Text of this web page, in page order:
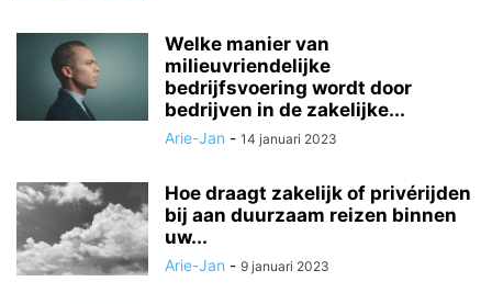
Welke manier van
milieuvriendelijke
bedrijfsvoering wordt door
bedrijven in de zakelijke...
Arie-Jan - 14 januari 2023
Hoe draagt ​​zakelijk of privérijden
bij aan duurzaam reizen binnen
uw...
Arie-Jan - 9 januari 2023